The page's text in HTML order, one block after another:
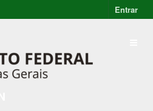
Entrar